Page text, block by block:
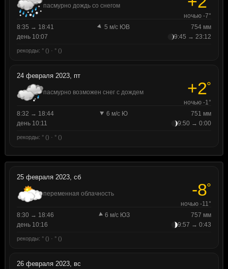
пасмурно дождь со снегом
ночью -7°
8:35 → 18:41
5 м/с ЮВ
754 мм
день 10:07
9:45 → 23:12
рекорды: ° () · ° ()
24 февраля 2023, пт
пасмурно возможен снег с дождем +2°
ночью -1°
8:32 → 18:44
6 м/с Ю
751 мм
день 10:11
9:50 → 0:00
рекорды: ° () · ° ()
25 февраля 2023, сб
переменная облачность -8°
ночью -11°
8:30 → 18:46
6 м/с ЮЗ
757 мм
день 10:16
9:57 → 0:43
рекорды: ° () · ° ()
26 февраля 2023, вс